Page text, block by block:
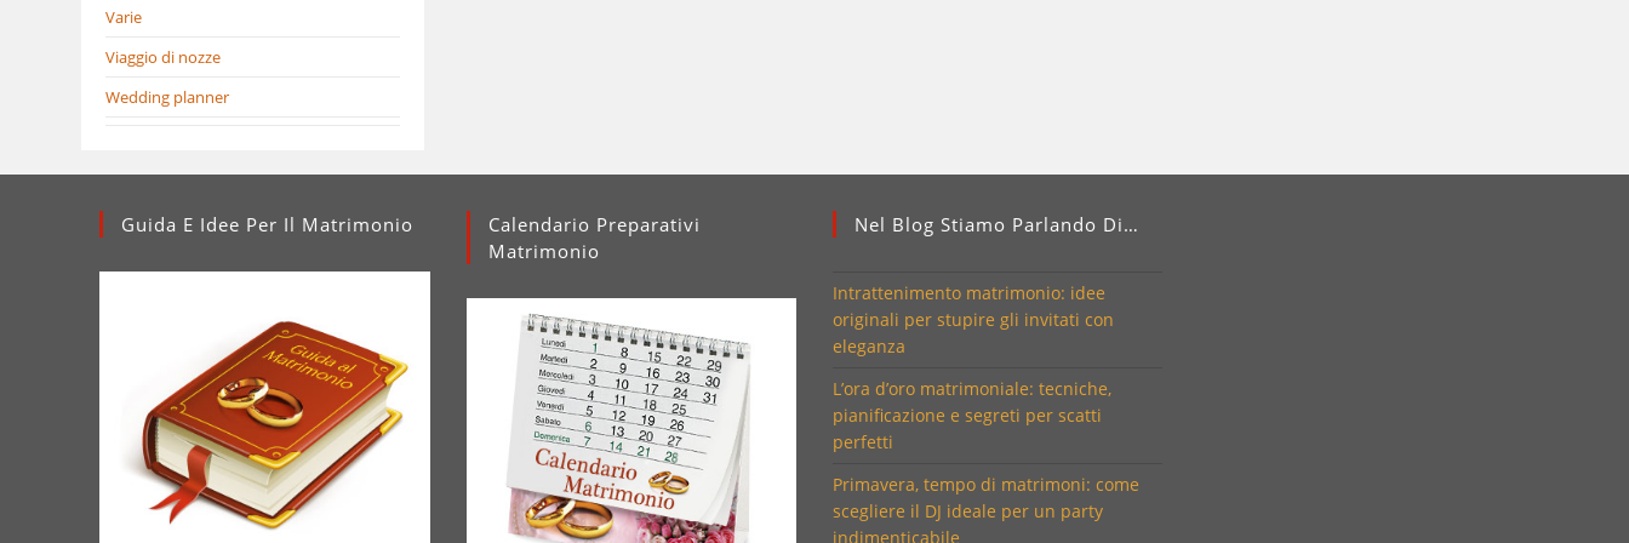
Varie
Viaggio di nozze
Wedding planner
Guida E Idee Per Il Matrimonio
Calendario Preparativi
Matrimonio
Nel Blog Stiamo Parlando Di…
Intrattenimento matrimonio: idee
originali per stupire gli invitati con
eleganza
L’ora d’oro matrimoniale: tecniche,
pianificazione e segreti per scatti
perfetti
Primavera, tempo di matrimoni: come
scegliere il DJ ideale per un party
indimenticabile